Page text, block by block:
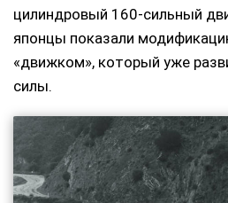
цилиндровый 160-сильный
японцы показали
«движком», который уже
силы.